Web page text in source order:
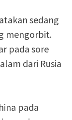
sedang
mengorbit.
pada sore
dari Rusia
pada